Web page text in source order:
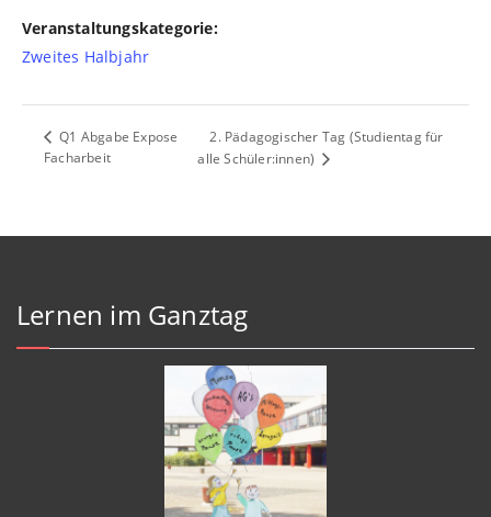
Veranstaltungskategorie:
Zweites Halbjahr
Q1 Abgabe Expose
Facharbeit
2. Pädagogischer Tag (Studientag für
alle Schüler:innen)
Lernen im Ganztag